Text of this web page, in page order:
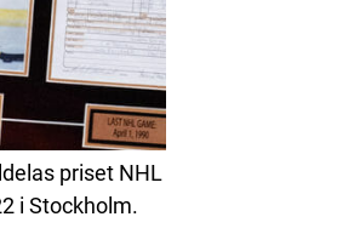
priset NHL
i Stockholm.